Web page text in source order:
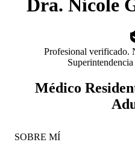
Dra. Nicole
Profesional verificado.
Médico
SOBRE MÍ